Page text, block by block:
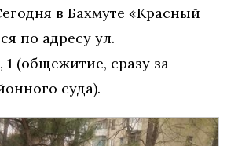
в Бахмуте «Красный
по адресу ул.
1 (общежитие, сразу за
суда).